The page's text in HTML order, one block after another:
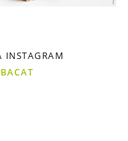
INSTAGRAM